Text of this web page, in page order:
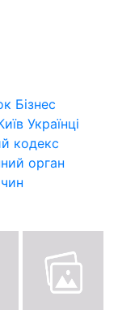
Бізнес
Українці
кодекс
орган